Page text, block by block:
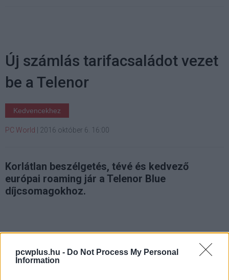
pcwplus.hu - Do Not Process My Personal
Information
Új számlás tarifacsaládot vezet
be a Telenor
Kedvencekhez
PC World 2016 október 6. 16:00
Korlátlan beszélgetés, tévé és kedvező
európai roaming jár a Telenor Blue
díjcsomagokhoz.
megoldást új lakossági havidíjas tarifacsaládjával a
Telenor. A Telenor Blue S, M, L és XXL jelzésű